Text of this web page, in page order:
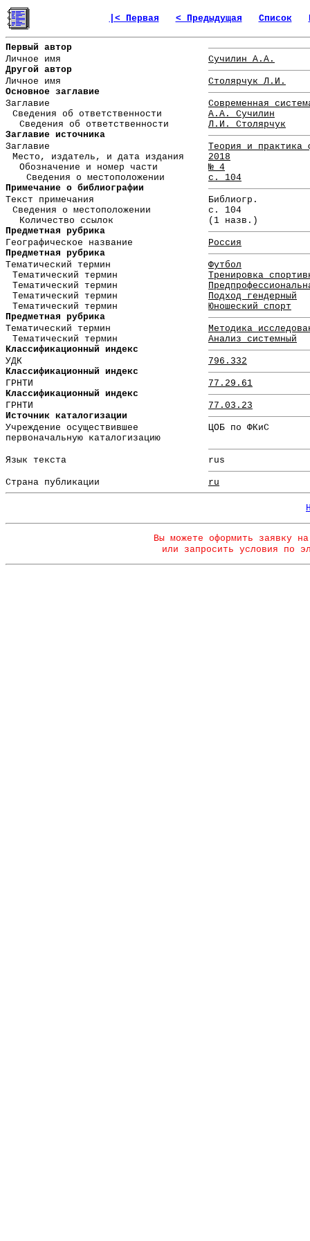
|< Первая < Предыдущая Список
Первый автор
Личное имя
Сучилин А.А.
Другой автор
Личное имя
Столярчук Л.И.
Основное заглавие
Заглавие
Современная
Сведения об ответственности
А.А. Сучилин
Сведения об ответственности
Л.И. Столярчук
Заглавие источника
Заглавие
Теория и практика
Место, издатель, и дата издания
2018
Обозначение и номер части
№ 4
Сведения о местоположении
с. 104
Примечание о библиографии
Текст примечания
Библиогр.
Сведения о местоположении
с. 104
Количество ссылок
(1 назв.)
Предметная рубрика
Географическое название
Россия
Предметная рубрика
Тематический термин
Футбол
Тематический термин
Тренировка
Тематический термин
Тематический термин
Подход гендерный
Тематический термин
Юношеский спорт
Предметная рубрика
Тематический термин
Методика
Тематический термин
Анализ системный
Классификационный индекс
УДК
796.332
Классификационный индекс
ГРНТИ
77.29.61
Классификационный индекс
ГРНТИ
77.03.23
Источник каталогизации
Учреждение осуществившее
первоначальную каталогизацию
ЦОБ по ФКиС
Язык текста rus
Страна публикации ru
Вы можете оформить заявку
или запросить условия по